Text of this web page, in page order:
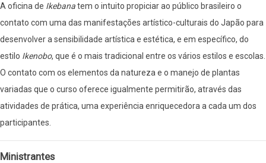
A oficina de Ikebanatem o intuito propiciar ao público brasileiro o
contato com uma das manifestações artístico-culturais do Japão para
desenvolver a sensibilidade artística e estética, e em específico, do
estilo Ikenobo, que é o mais tradicional entre os vários estilos e escolas.
O contato com os elementos da natureza e o manejo de plantas
variadas que o curso oferece igualmente permitirão, através das
atividades de prática, uma experiência enriquecedora a cada um dos
participantes.
Ministrantes